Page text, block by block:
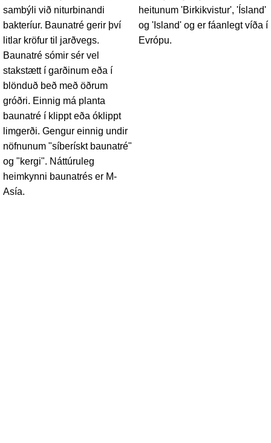
sambýli við niturbinandi
bakteríur. Baunatré gerir því
litlar kröfur til jarðvegs.
Baunatré sómir sér vel
stakstætt í garðinum eða í
blönduð beð með öðrum
gróðri. Einnig má planta
baunatré í klippt eða óklippt
limgerði. Gengur einnig undir
nöfnunum "síberískt baunatré"
og "kergi". Náttúruleg
heimkynni baunatrés er M-
Asía.
heitunum 'Birkikvistur', 'Ísland'
og 'Island' og er fáanlegt víða í
Evrópu.